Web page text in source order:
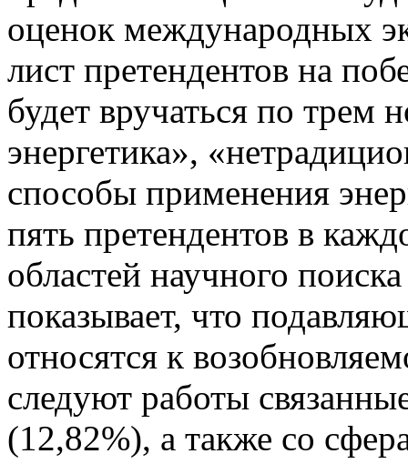
оценок международных
лист претендентов на
будет вручаться по трем
энергетика»,
способы применения
пять претендентов в
областей научного
показывает, что
относятся к
следуют работы
(12,82%), а также со